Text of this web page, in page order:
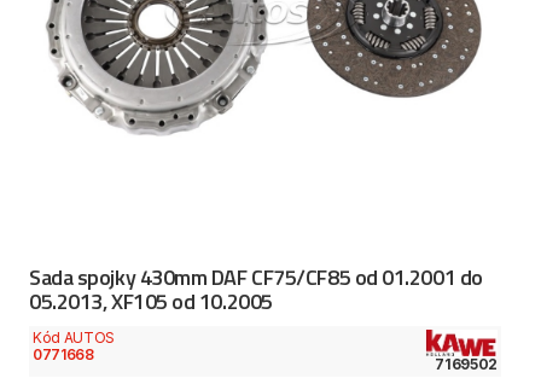
Sada spojky 430mm DAF CF75/CF85 od 01.2001 do
05.2013, XF105 od 10.2005
Kód AUTOS
0771668
7169502